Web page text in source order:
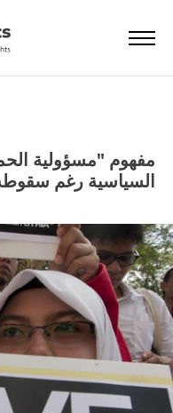
مفهوم "مسؤولية
السياسية رغم